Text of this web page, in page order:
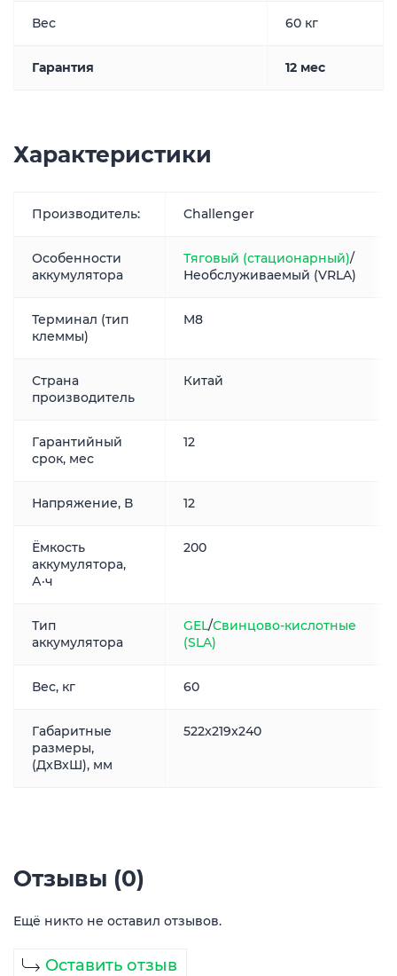
Вес 60 кг
Гарантия 12 мес
Характеристики
Производитель: Challenger
Особенности
аккумулятора
Тяговый (стационарный)/
Необслуживаемый (VRLA)
Терминал (тип
клеммы)
M8
Страна
производитель
Китай
Гарантийный
срок, мес
12
Напряжение, В 12
Ёмкость
аккумулятора,
А·ч
200
Тип
аккумулятора
GEL/Свинцово-кислотные
(SLA)
Вес, кг 60
Габаритные
размеры,
(ДxВxШ), мм
522x219x240
Отзывы (0)
Ещё никто не оставил отзывов.
Оставить отзыв